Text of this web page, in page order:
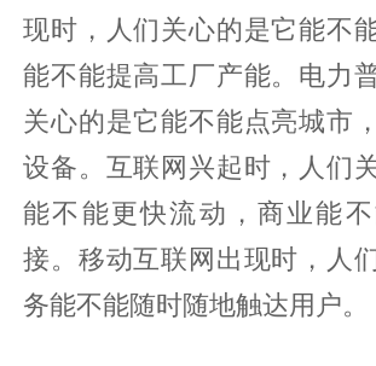
现时，人们关心的是它能不
能不能提高工厂产能。电力
关心的是它能不能点亮城市
设备。互联网兴起时，人们
能不能更快流动，商业能
接。移动互联网出现时，人
务能不能随时随地触达用户。